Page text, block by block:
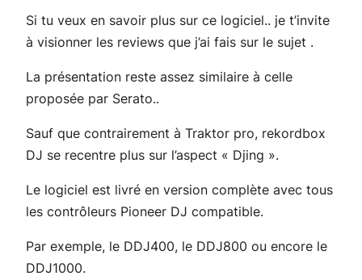
Si tu veux en savoir plus sur ce logiciel.. je t’invite
à visionner les reviews que j’ai fais sur le sujet .
La présentation reste assez similaire à celle
proposée par Serato..
Sauf que contrairement à Traktor pro, rekordbox
DJ se recentre plus sur l’aspect « Djing ».
Le logiciel est livré en version complète avec tous
les contrôleurs Pioneer DJ compatible.
Par exemple, le DDJ400, le DDJ800 ou encore le
DDJ1000.